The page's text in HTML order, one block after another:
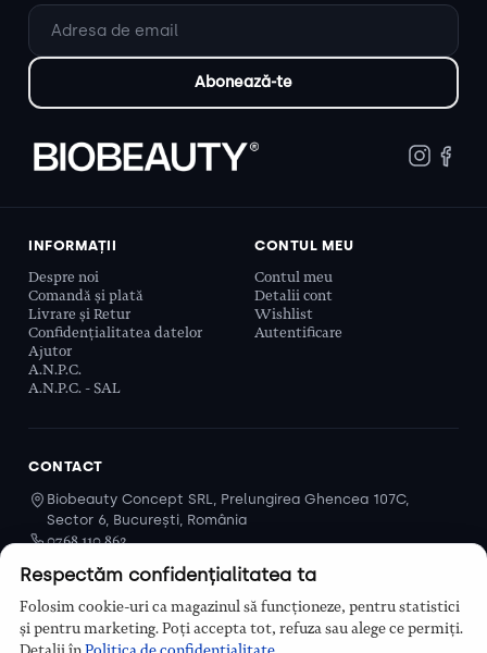
INFORMAȚII
Despre noi
Comandă și plată
Livrare și Retur
Confidențialitatea datelor
Ajutor
A.N.P.C.
A.N.P.C. - SAL
CONTUL MEU
Contul meu
Detalii cont
Wishlist
Autentificare
CONTACT
Biobeauty Concept SRL, Prelungirea Ghencea 107C,
Sector 6, București, România
0768 110 863
Luni–Vineri, 9:00 – 16:00
Respectăm confidențialitatea ta
Folosim cookie-uri ca magazinul să funcționeze, pentru statistici
și pentru marketing. Poți accepta tot, refuza sau alege ce permiți.